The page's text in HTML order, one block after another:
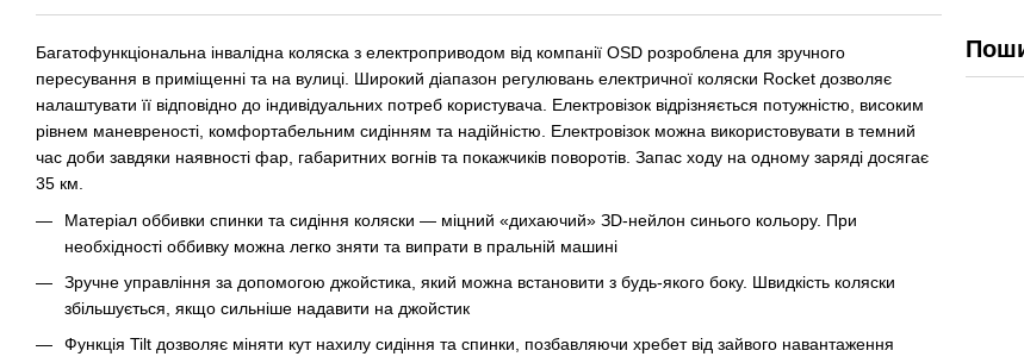
Багатофункціональна інвалідна коляска з електроприводом від компанії OSD розроблена для зручного
пересування в приміщенні та на вулиці. Широкий діапазон регулювань електричної коляски Rocket дозволяє
налаштувати її відповідно до індивідуальних потреб користувача. Електровізок відрізняється потужністю, високим
рівнем маневреності, комфортабельним сидінням та надійністю. Електровізок можна використовувати в темний
час доби завдяки наявності фар, габаритних вогнів та покажчиків поворотів. Запас ходу на одному заряді досягає
35 км.
Матеріал оббивки спинки та сидіння коляски — міцний «дихаючий» ЗD-нейлон синього кольору. При
необхідності оббивку можна легко зняти та випрати в пральній машині
Зручне управління за допомогою джойстика, який можна встановити з будь-якого боку. Швидкість коляски
збільшується, якщо сильніше надавити на джойстик
Функція Tilt дозволяє міняти кут нахилу сидіння та спинки, позбавляючи хребет від зайвого навантаження